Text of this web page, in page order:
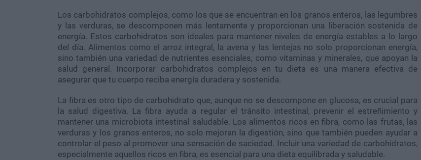
Los carbohidratos complejos, como los que se encuentran en los granos enteros, las legumbres
y las verduras, se descomponen más lentamente y proporcionan una liberación sostenida de
energía. Estos carbohidratos son ideales para mantener niveles de energía estables a lo largo
del día. Alimentos como el arroz integral, la avena y las lentejas no solo proporcionan energía,
sino también una variedad de nutrientes esenciales, como vitaminas y minerales, que apoyan la
salud general. Incorporar carbohidratos complejos en tu dieta es una manera efectiva de
asegurar que tu cuerpo reciba energía duradera y sostenida.
La fibra es otro tipo de carbohidrato que, aunque no se descompone en glucosa, es crucial para
la salud digestiva. La fibra ayuda a regular el tránsito intestinal, prevenir el estreñimiento y
mantener una microbiota intestinal saludable. Los alimentos ricos en fibra, como las frutas, las
verduras y los granos enteros, no solo mejoran la digestión, sino que también pueden ayudar a
controlar el peso al promover una sensación de saciedad. Incluir una variedad de carbohidratos,
especialmente aquellos ricos en fibra, es esencial para una dieta equilibrada y saludable.